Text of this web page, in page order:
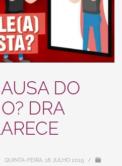
DO
DRA
QUINTA-FEIRA, 18 JULHO 2019
/